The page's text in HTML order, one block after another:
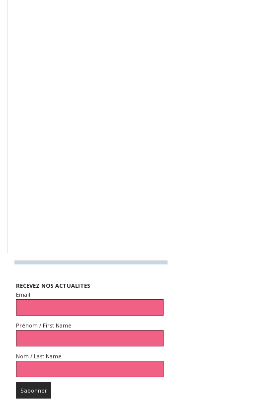
RECEVEZ NOS ACTUALITES
Email
Prénom / First Name
Nom / Last Name